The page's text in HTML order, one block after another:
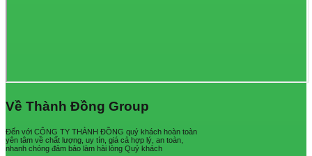
Về Thành Đồng Group
Đến với CÔNG TY THÀNH ĐỒNG quý khách hoàn toàn
yên tâm về chất lượng, uy tín, giá cả hợp lý, an toàn,
nhanh chóng đảm bảo làm hài lòng Quý khách